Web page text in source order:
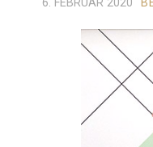
6. FEBRUAR 2020